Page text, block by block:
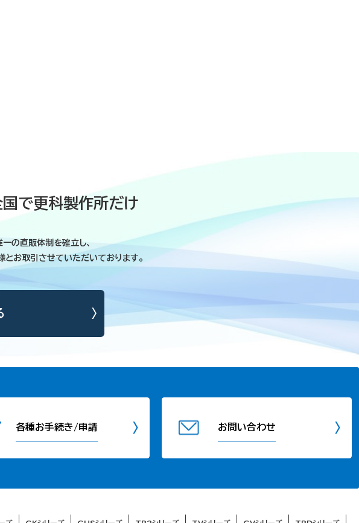
で更科製作所だけ
の直販体制を確立し、
お取引させていただいております。
各種お手続き/申請 お問い合わせ